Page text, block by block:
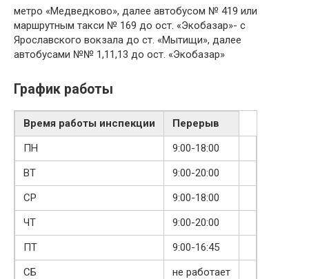
метро «Медведково», далее автобусом № 419 или
маршрутным такси № 169 до ост. «Экобазар»- с
Ярославского вокзала до ст. «Мытищи», далее
автобусами №№ 1,11,13 до ост. «Экобазар»
График работы
Время работы инспекции
Перерыв
ПН
9:00-18:00
ВТ
9:00-20:00
СР
9:00-18:00
ЧТ
9:00-20:00
ПТ
9:00-16:45
СБ
не работает